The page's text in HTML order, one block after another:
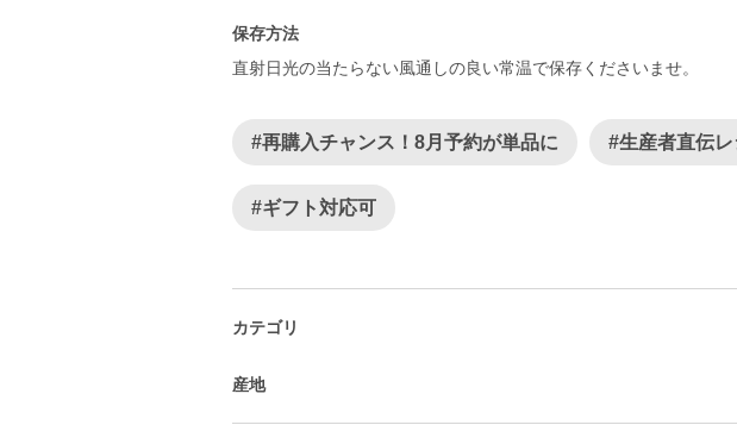
保存方法
直射日光の当たらない風通しの良い常温で保存くださいませ。
#再購入チャンス！8月予約が単品に #生産者直伝レ
#ギフト対応可
カテゴリ
産地